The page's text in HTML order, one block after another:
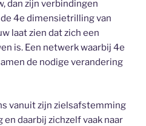
dan zijn verbindingen
4e dimensietrilling van
laat zien dat zich een
is. Een netwerk waarbij 4e
de nodige verandering
vanuit zijn zielsafstemming
en daarbij zichzelf vaak naar